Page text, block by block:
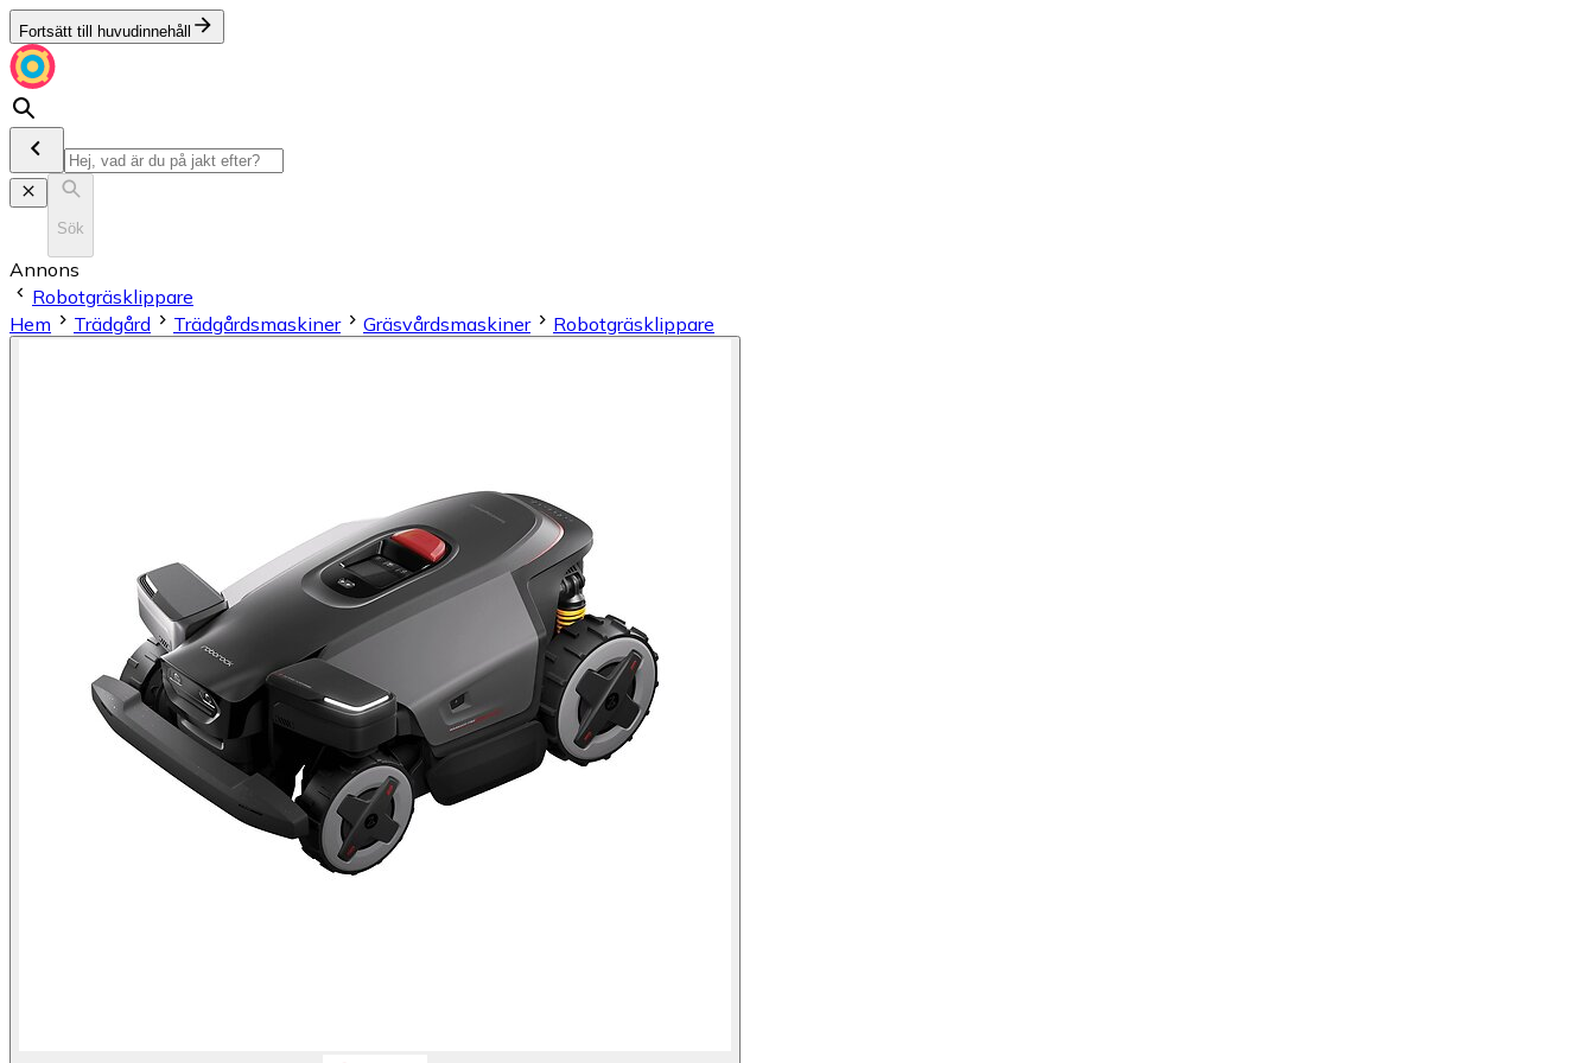
Fortsätt till huvudinnehåll
Sök
Annons
Robotgräsklippare
Hem
Trädgård Trädgårdsmaskiner Gräsvårdsmaskiner Robotgräsklippare